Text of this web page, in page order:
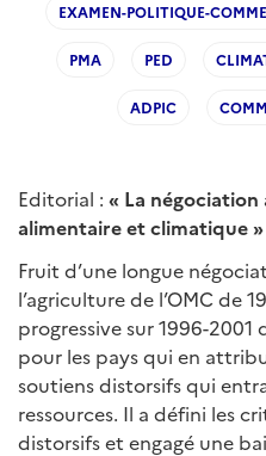
EXAMEN-POLITIQUE-
PMA PED
ADPIC
Editorial : « La négociation
alimentaire et climatique»
Fruit d’une longue
l’agriculture de l’OMC de
progressive sur 1996-
pour les pays qui en
soutiens distorsifs qui
ressources. Il a défini les
distorsifs et engagé une